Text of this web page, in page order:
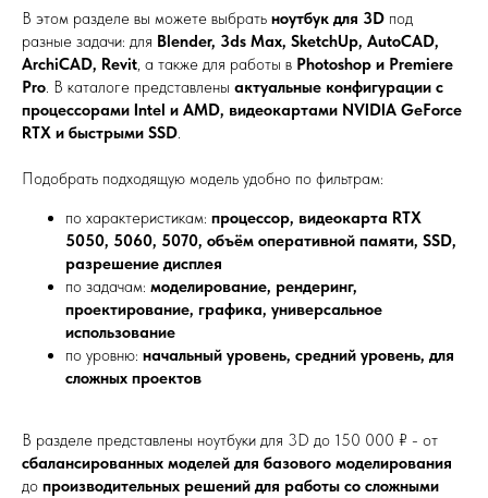
В этом разделе вы можете выбрать ноутбук для 3D под
разные задачи: для Blender, 3ds Max, SketchUp, AutoCAD,
ArchiCAD, Revit, а также для работы в Photoshop и Premiere
Pro. В каталоге представлены актуальные конфигурации с
процессорами Intel и AMD, видеокартами NVIDIA GeForce
RTX и быстрыми SSD.
Подобрать подходящую модель удобно по фильтрам:
по характеристикам: процессор, видеокарта RTX
5050, 5060, 5070, объём оперативной памяти, SSD,
разрешение дисплея
по задачам: моделирование, рендеринг,
проектирование, графика, универсальное
использование
по уровню: начальный уровень, средний уровень, для
сложных проектов
В разделе представлены ноутбуки для 3D до 150 000 ₽ - от
сбалансированных моделей для базового моделирования
до производительных решений для работы со сложными